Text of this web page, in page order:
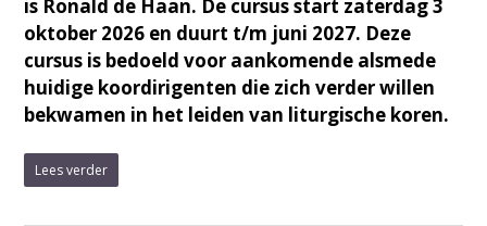
is Ronald de Haan. De cursus start zaterdag 3
oktober 2026 en duurt t/m juni 2027. Deze
cursus is bedoeld voor aankomende alsmede
huidige koordirigenten die zich verder willen
bekwamen in het leiden van liturgische koren.
Lees verder